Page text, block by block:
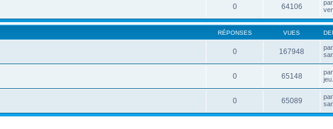
0 64106 par
RÉPONSES VUES
0 167948 par
0 65148 par
0 65089 par